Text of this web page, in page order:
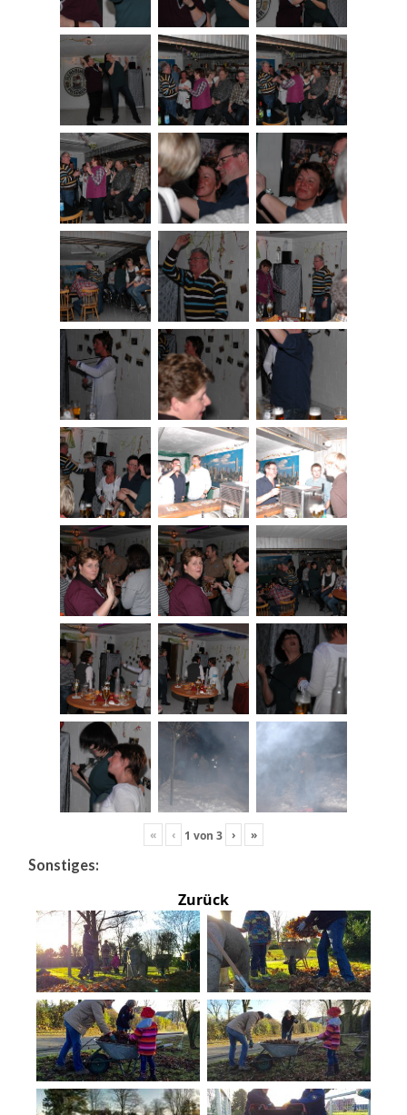
« ‹ 1 von 3 › »
Sonstiges:
Zurück